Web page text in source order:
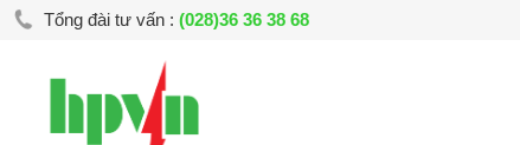
Tổng đài tư vấn : (028)36 36 38 68